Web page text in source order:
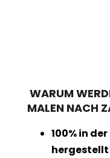
WARUM
MALEN NACH
100% in